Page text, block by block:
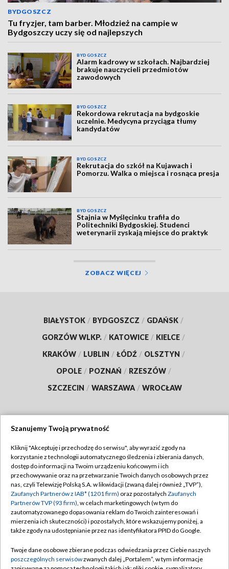
BYDGOSZCZ
Tu fryzjer, tam barber. Młodzież na campie w
Bydgoszczy uczy się od najlepszych
BYDGOSZCZ
Alarm kadrowy w szkołach. Najbardziej
brakuje nauczycieli przedmiotów
zawodowych
BYDGOSZCZ
Rekordowa rekrutacja na bydgoskie
uczelnie. Medycyna przyciąga tłumy
kandydatów
BYDGOSZCZ
Rekrutacja do szkół na Kujawach i
Pomorzu. Walka o miejsca i rosnąca presja
BYDGOSZCZ
Stajnia w Myślęcinku trafiła do
Politechniki Bydgoskiej. Studenci
weterynarii zyskają miejsce do praktyk
ZOBACZ WIĘCEJ
BIAŁYSTOK / BYDGOSZCZ / GDAŃSK /
GORZÓW WLKP. / KATOWICE / KIELCE /
KRAKÓW / LUBLIN / ŁÓDŹ / OLSZTYN /
OPOLE / POZNAŃ / RZESZÓW /
SZCZECIN / WARSZAWA / WROCŁAW
TVP
Abonament TVP
Emisja w TVP
Centrum informacji TVP
Naziemna Telewizja Cyfrowa
Rada Programowa
Regulamin TVP
Polityka prywatności
Moje zgody
Pomoc
Kontakt
Szanujemy Twoją prywatność
Kliknij "Akceptuję i przechodzę do serwisu", aby wyrazić zgody na
korzystanie z technologii automatycznego śledzenia i zbierania danych,
dostęp do informacji na Twoim urządzeniu końcowym i ich
przechowywanie oraz na przetwarzanie Twoich danych osobowych przez
nas, czyli Telewizję Polską S.A. w likwidacji (zwaną dalej również „TVP”),
Zaufanych Partnerów z IAB* (1201 firm) oraz pozostałych Zaufanych
Partnerów TVP (93 firm), w celach marketingowych (w tym do
zautomatyzowanego dopasowania reklam do Twoich zainteresowań i
mierzenia ich skuteczności) i pozostałych, które wskazujemy poniżej, a
także zgody na udostępnianie przez nas identyfikatora PPID do Google.
Twoje dane osobowe zbierane podczas odwiedzania przez Ciebie naszych
poszczególnych serwisówzwanych dalej „Portalem”, w tym informacje